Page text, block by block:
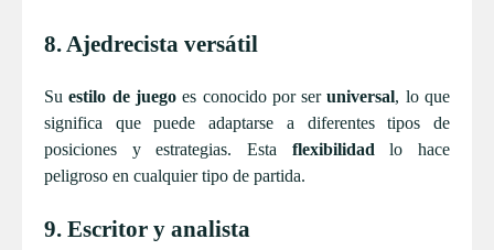
8. Ajedrecista versátil
Suestilo de juegoes conocido por seruniversal, lo que
significa que puede adaptarse a diferentes tipos de
posiciones y estrategias. Esta flexibilidad lo hace
peligroso en cualquier tipo de partida.
9. Escritor y analista